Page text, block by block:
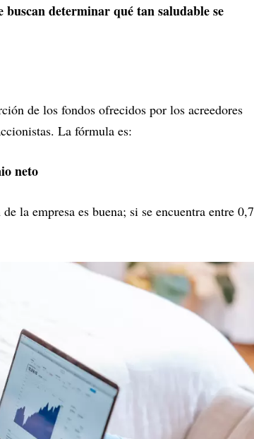
buscan determinar qué tan saludable se
de los fondos ofrecidos por los acreedores
La fórmula es:
neto
la empresa es buena; si se encuentra entre 0,7